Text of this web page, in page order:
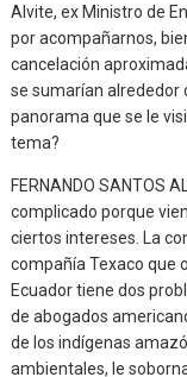
Alvite, ex Ministro de
por acompañarnos,
cancelación
se sumarían alrededor
panorama que se le
tema?
FERNANDO SANTOS
complicado porque
ciertos intereses. La
compañía Texaco que
Ecuador tiene dos
de abogados
de los indígenas
ambientales, le